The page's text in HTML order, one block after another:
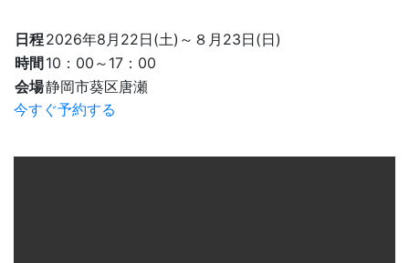
日程2026年8月22日(土)～８月23日(日)
時間 10：00～17：00
会場静岡市葵区唐瀬
今すぐ予約する